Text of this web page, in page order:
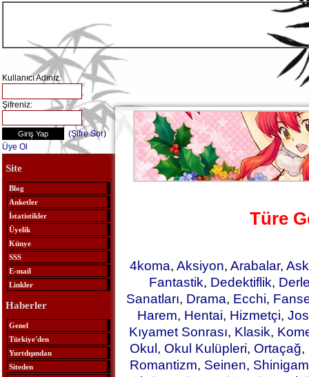
Kullanıcı Adınız:
Şifreniz:
(Şifre Sor)
Üye Ol
Site
Blog
Anketler
İstatistikler
Üyelik
Künye
SSS
E-mail
Linkler
Haberler
Genel
Türkiye'den
Yurtdışından
Siteden
Türe
4koma, Aksiyon, Arabalar,
Fantastik, Dedektiflik,
Sanatları, Drama, Ecchi,
Harem, Hentai, Hizmetçi,
Kıyamet Sonrası, Klasik,
Okul , Okul Kulüpleri, Ortaçağ,
Romantizm, Seinen,